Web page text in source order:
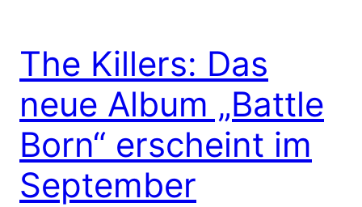
The Killers: Das
neue Album „Battle
Born“ erscheint im
September